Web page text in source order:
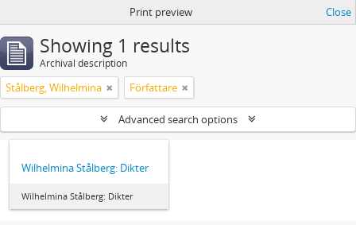
Print preview Close
Showing 1 results
Archival description
Stålberg, Wilhelmina Författare
Advanced search options
Wilhelmina Stålberg: Dikter
Wilhelmina Stålberg: Dikter